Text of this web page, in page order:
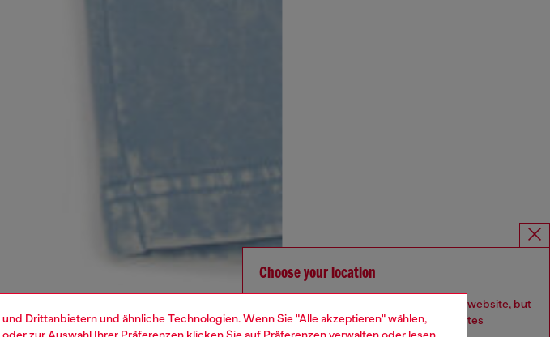
Drittanbietern und ähnliche Technologien. Wenn Sie "Alle akzeptieren" wählen,
Choose your location
You are currently browsing Deutschland website, but
it seems you may be based in United States